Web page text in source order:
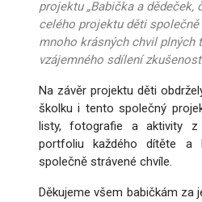
projektu „Babička a dědeček,
celého projektu děti
mnoho krásných chvil plných
vzájemného sdílení
Na závěr projektu děti
školku i tento společný
listy, fotografie a aktivity
portfoliu každého dítěte a
společně strávené chvíle.
Děkujeme všem babičkám za